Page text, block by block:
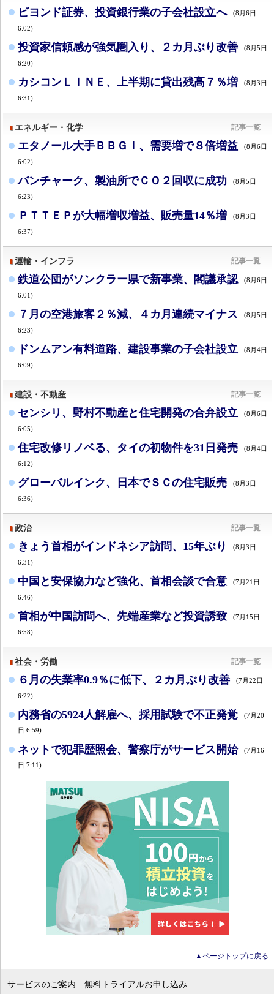
ビヨンド証券、投資銀行業の子会社設立へ (8月6日
6:02)
投資家信頼感が強気圏入り、２カ月ぶり改善 (8月5日
6:20)
カシコンＬＩＮＥ、上半期に貸出残高７％増 (8月3日
6:31)
エネルギー・化学 記事一覧
エタノール大手ＢＢＧＩ、需要増で８倍増益 (8月6日
6:02)
バンチャーク、製油所でＣＯ２回収に成功 (8月5日
6:23)
ＰＴＴＥＰが大幅増収増益、販売量14％増 (8月3日
6:37)
運輸・インフラ 記事一覧
鉄道公団がソンクラー県で新事業、閣議承認 (8月6日
6:01)
７月の空港旅客２％減、４カ月連続マイナス (8月5日
6:23)
ドンムアン有料道路、建設事業の子会社設立 (8月4日
6:09)
建設・不動産 記事一覧
センシリ、野村不動産と住宅開発の合弁設立 (8月6日
6:05)
住宅改修リノベる、タイの初物件を31日発売 (8月4日
6:12)
グローバルインク、日本でＳＣの住宅販売 (8月3日
6:36)
政治 記事一覧
きょう首相がインドネシア訪問、15年ぶり (8月3日
6:31)
中国と安保協力など強化、首相会談で合意 (7月21日
6:46)
首相が中国訪問へ、先端産業など投資誘致 (7月15日
6:58)
社会・労働 記事一覧
６月の失業率0.9％に低下、２カ月ぶり改善 (7月22日
6:22)
内務省の5924人解雇へ、採用試験で不正発覚
(7月20
日 6:59)
ネットで犯罪歴照会、警察庁がサービス開始
(7月16
日 7:11)
▲ページトップに戻る
サービスのご案内 無料トライアルお申し込み